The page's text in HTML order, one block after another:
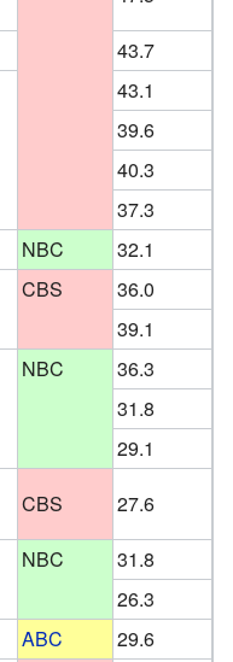
43.7
43.1
39.6
40.3
37.3
NBC
32.1
CBS
36.0
39.1
NBC
36.3
31.8
29.1
CBS
27.6
NBC
31.8
26.3
ABC
29.6